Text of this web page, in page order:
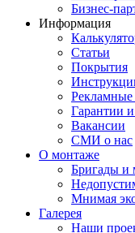
Бизнес-
Информация
Статьи
Покрытия
Гарантии
Вакансии
СМИ о нас
О монтаже
Бригады и
Мнимая
Галерея
Наши